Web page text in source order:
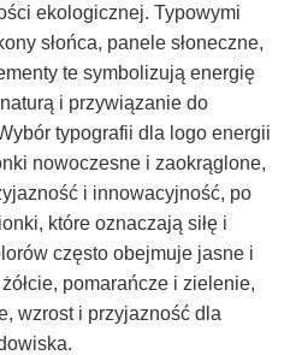
ekologicznej. Typowymi
słońca, panele słoneczne,
te symbolizują energię
i przywiązanie do
typografii dla logo energii
nowoczesne i zaokrąglone,
i innowacyjność, po
które oznaczają siłę i
często obejmuje jasne i
pomarańcze i zielenie,
wzrost i przyjazność dla